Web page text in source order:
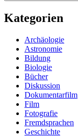
Kategorien
Archäologie
Astronomie
Bildung
Biologie
Bücher
Diskussion
Dokumentarfilm
Film
Fotografie
Fremdsprachen
Geschichte